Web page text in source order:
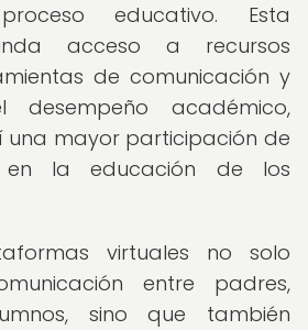
educativo. Esta
acceso a recursos
de comunicación y
desempeño académico,
una mayor participación de
en la educación de los
virtuales no solo
entre padres,
sino que también